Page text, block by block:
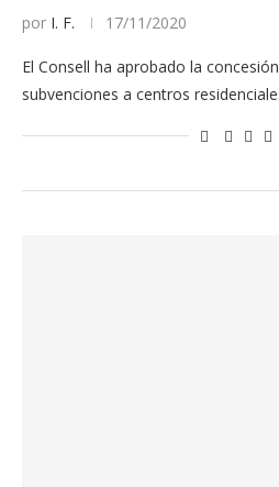
por I. F. 17/11/2020
El Consell ha aprobado la
subvenciones a centros